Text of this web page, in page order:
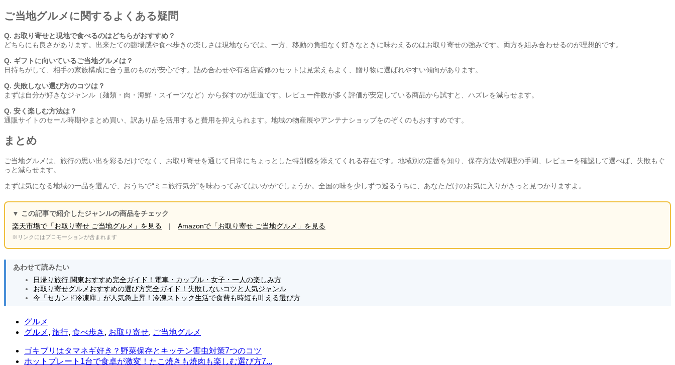
ご当地グルメに関するよくある疑問
Q. お取り寄せと現地で食べるのはどちらがおすすめ？
どちらにも良さがあります。出来たての臨場感や食べ歩きの楽しさは現地ならでは。一方、移動の負担なく好きなときに味わえるのはお取り寄せの強みです。両方を組み合わせるのが理想的です。
Q. ギフトに向いているご当地グルメは？
日持ちがして、相手の家族構成に合う量のものが安心です。詰め合わせや有名店監修のセットは見栄えもよく、贈り物に選ばれやすい傾向があります。
Q. 失敗しない選び方のコツは？
まずは自分が好きなジャンル（麺類・肉・海鮮・スイーツなど）から探すのが近道です。レビュー件数が多く評価が安定している商品から試すと、ハズレを減らせます。
Q. 安く楽しむ方法は？
通販サイトのセール時期やまとめ買い、訳あり品を活用すると費用を抑えられます。地域の物産展やアンテナショップをのぞくのもおすすめです。
まとめ
ご当地グルメは、旅行の思い出を彩るだけでなく、お取り寄せを通じて日常にちょっとした特別感を添えてくれる存在です。地域別の定番を知り、保存方法や調理の手間、レビューを確認して選べば、失敗もぐ
っと減らせます。
まずは気になる地域の一品を選んで、おうちで“ミニ旅行気分”を味わってみてはいかがでしょうか。全国の味を少しずつ巡るうちに、あなただけのお気に入りがきっと見つかりますよ。
▼ この記事で紹介したジャンルの商品をチェック
楽天市場で「お取り寄せ ご当地グルメ」を見る | Amazonで「お取り寄せ ご当地グルメ」を見る
※リンクにはプロモーションが含まれます
あわせて読みたい
日帰り旅行 関東おすすめ完全ガイド！電車・カップル・女子・一人の楽しみ方
お取り寄せグルメおすすめの選び方完全ガイド！失敗しないコツと人気ジャンル
今「セカンド冷凍庫」が人気急上昇！冷凍ストック生活で食費も時短も叶える選び方
グルメ
グルメ , 旅行, 食べ歩き , お取り寄せ, ご当地グルメ
ゴキブリはタマネギ好き？野菜保存とキッチン害虫対策7つのコツ
ホットプレート1台で食卓が激変！たこ焼きも焼肉も楽しむ選び方7...